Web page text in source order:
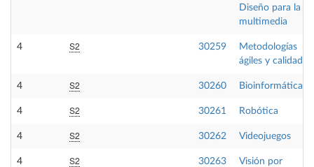
Diseño para la
multimedia
4 S2 30259
Metodologías
ágiles y calidad
4 S2 30260 Bioinformática
4 S2 30261 Robótica
4 S2 30262 Videojuegos
4 S2 30263
Visión por